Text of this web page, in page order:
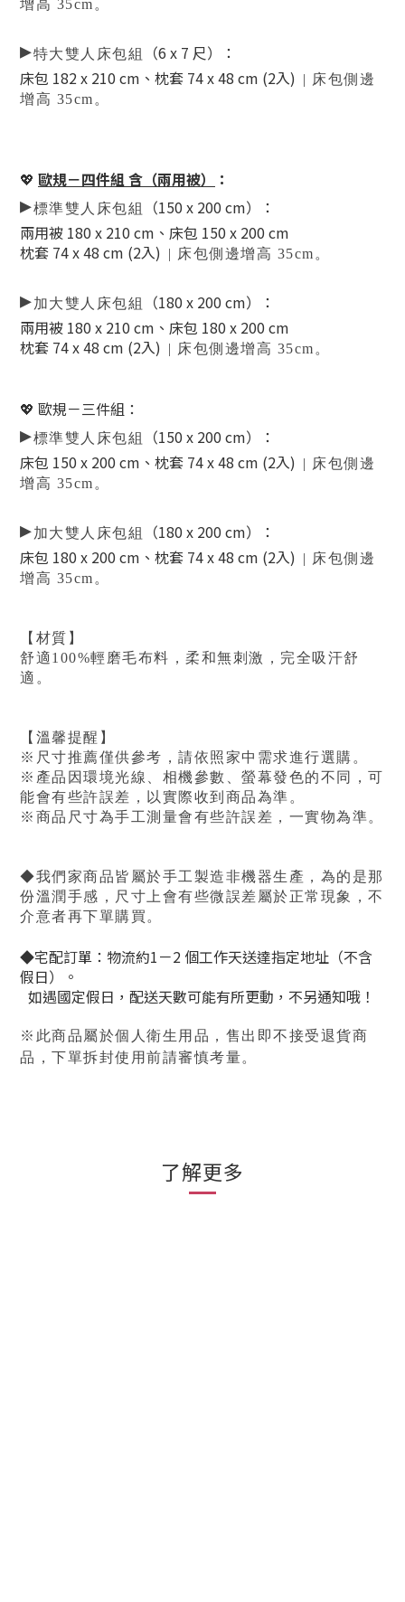
增高 35cm。
▸特大雙人床包組 （6 x 7 尺）
：
床包 182 x 210 cm、枕套 74 x 48 cm (2入) | 床包側邊
增高 35cm。
💖 歐規－四件組 含（兩用被） ：
▸標準雙人床包組 （150 x 200 cm）
：
兩用被 180 x 210 cm、床包 150 x 200 cm
枕套 74 x 48 cm (2入) | 床包側邊增高 35cm。
▸加大雙人床包組 （180 x 200 cm）
：
兩用被 180 x 210 cm、床包 180 x 200 cm
枕套 74 x 48 cm (2入) | 床包側邊增高 35cm。
💖 歐規－三件組 ：
▸標準雙人床包組 （150 x 200 cm）
：
床包 150 x 200 cm、枕套 74 x 48 cm (2入) | 床包側邊
增高 35cm。
▸加大雙人床包組 （180 x 200 cm）
：
床包 180 x 200 cm、枕套 74 x 48 cm (2入) | 床包側邊
增高 35cm。
【材質】
舒適100%輕磨毛布料，柔和無刺激，完全吸汗舒
適。
【溫馨提醒】
※尺寸推薦僅供參考，請依照家中需求進行選購。
※產品因環境光線、相機參數、螢幕發色的不同，可
能會有些許誤差，以實際收到商品為準。
※商品尺寸為手工測量會有些許誤差，一實物為準。
◆我們家商品皆屬於手工製造非機器生產，為的是那
份溫潤手感，尺寸上會有些微誤差屬於正常現象，不
介意者再下單購買。
◆宅配訂單：物流約1－2 個工作天送達指定地址（不含
假日）。
如遇國定假日，配送天數可能有所更動，不另通知哦！
※此商品屬於個人衛生用品，售出即不接受退貨商
品，下單拆封使用前請審慎考量。
了解更多